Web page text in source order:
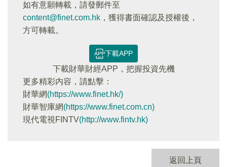
如有意願轉載，請發郵件至
content@finet.com.hk ，獲得書面確認及授權後，
方可轉載。
下載APP
下載財華財經APP，把握投資先機
更多精彩内容，請點擊：
財華網(https://www.finet.hk/)
財華智庫網(https://www.finet.com.cn)
現代電視FINTV(http://www.fintv.hk)
返回上頁